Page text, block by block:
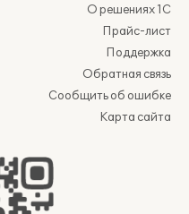
О решениях 1С
Прайс-лист
Поддержка
Обратная связь
Сообщить об ошибке
Карта сайта